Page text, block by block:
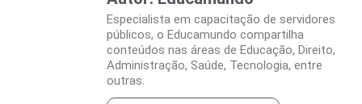
Especialista em capacitação de servidores
públicos, o Educamundo compartilha
conteúdos nas áreas de Educação, Direito,
Administração, Saúde, Tecnologia, entre
outras.